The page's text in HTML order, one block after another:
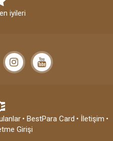
iyileri
• BestPara Card • İletişim •
Girişi